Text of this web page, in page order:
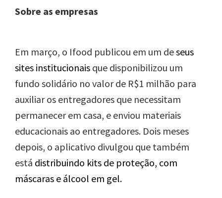
Sobre as empresas
Em março, o Ifood publicou em um deseus
sites institucionais que disponibilizou um
fundo solidário no valor de R$1 milhão para
auxiliar os entregadores que necessitam
permanecer em casa, e enviou materiais
educacionais ao entregadores. Dois meses
depois, o aplicativo divulgou que também
está distribuindo kits de proteção, com
máscaras e álcool em gel.